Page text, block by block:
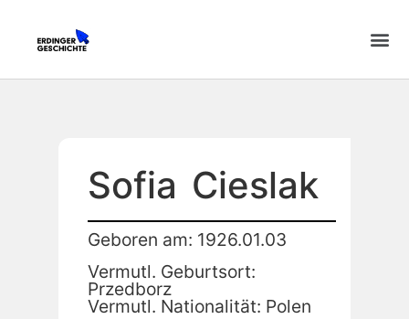
Sofia Cieslak
Geboren am: 1926.01.03
Vermutl. Geburtsort:
Przedborz
Vermutl. Nationalität: Polen